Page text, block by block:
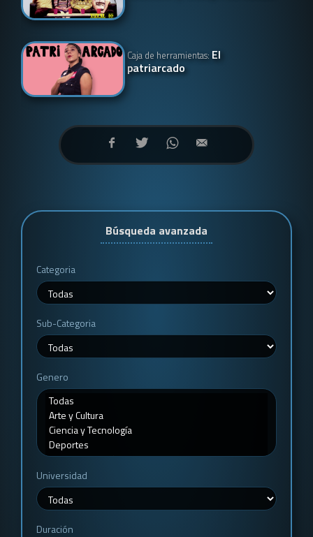
Caja de herramientas: El
patriarcado
Búsqueda avanzada
Categoria
Sub-Categoria
Genero
Universidad
Duración